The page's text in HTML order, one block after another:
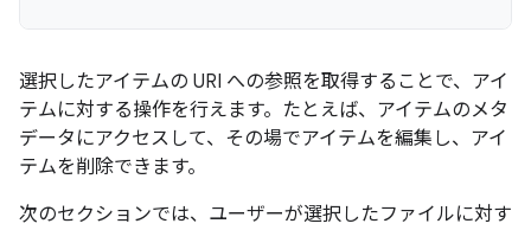
選択したアイテムの URI への参照を取得することで、アイ
テムに対する操作を行えます。たとえば、アイテムのメタ
データにアクセスして、その場でアイテムを編集し、アイ
テムを削除できます。
次のセクションでは、ユーザーが選択したファイルに対す